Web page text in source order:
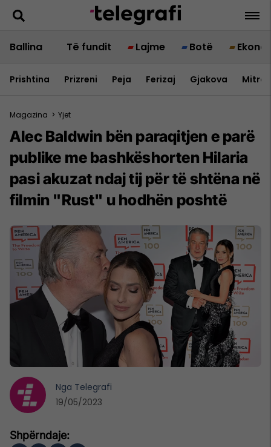
Ballina Të fundit Lajme Botë
Prishtina Prizreni Peja Ferizaj Gjakova
Magazina > Yjet
Alec Baldwin bën paraqitjen e parë
publike me bashkëshorten Hilaria
pasi akuzat ndaj tij për të shtëna në
filmin "Rust" u hodhën poshtë
Nga Telegrafi
19/05/2023